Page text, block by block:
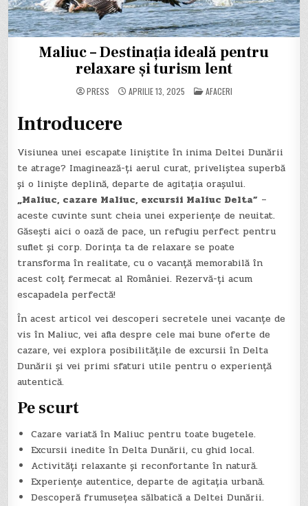
Maliuc – Destinația ideală pentru
relaxare și turism lent
PRESS APRILIE 13, 2025 POSTED
IN
AFACERI
Introducere
Visiunea unei escapate liniștite în inima Deltei Dunării
te atrage? Imaginează-ți aerul curat, priveliștea superbă
și o liniște deplină, departe de agitația orașului.
„Maliuc, cazare Maliuc, excursii Maliuc Delta” –
aceste cuvinte sunt cheia unei experiențe de neuitat.
Găsești aici o oază de pace, un refugiu perfect pentru
suflet și corp. Dorința ta de relaxare se poate
transforma în realitate, cu o vacanță memorabilă în
acest colț fermecat al României. Rezervă-ți acum
escapadela perfectă!
În acest articol vei descoperi secretele unei vacanțe de
vis în Maliuc, vei afla despre cele mai bune oferte de
cazare, vei explora posibilitățile de excursii în Delta
Dunării și vei primi sfaturi utile pentru o experiență
autentică.
Pe scurt
Cazare variată în Maliuc pentru toate bugetele.
Excursii inedite în Delta Dunării, cu ghid local.
Activități relaxante și reconfortante în natură.
Experiențe autentice, departe de agitația urbană.
Descoperă frumusețea sălbatică a Deltei Dunării.